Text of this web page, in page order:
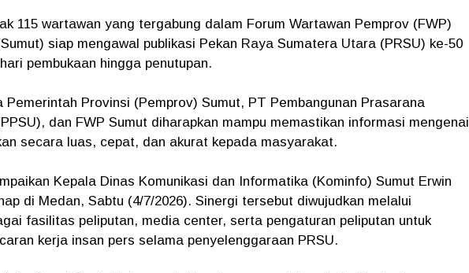
115 wartawan yang tergabung dalam Forum Wartawan Pemprov (FWP)
siap mengawal publikasi Pekan Raya Sumatera Utara (PRSU) ke-50
pembukaan hingga penutupan.
Pemerintah Provinsi (Pemprov) Sumut, PT Pembangunan Prasarana
dan FWP Sumut diharapkan mampu memastikan informasi mengenai
secara luas, cepat, dan akurat kepada masyarakat.
Kepala Dinas Komunikasi dan Informatika (Kominfo) Sumut Erwin
di Medan, Sabtu (4/7/2026). Sinergi tersebut diwujudkan melalui
fasilitas peliputan, media center, serta pengaturan peliputan untuk
kerja insan pers selama penyelenggaraan PRSU.